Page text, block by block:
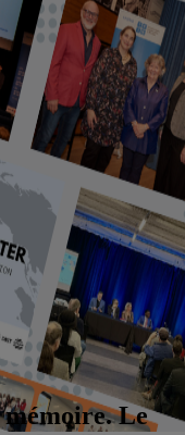
Le